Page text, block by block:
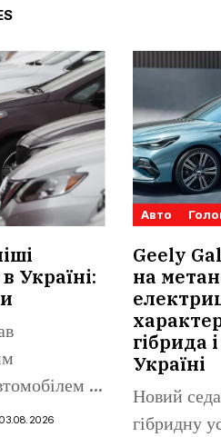
Україні:
із
п’яти
03.08.2026
Авто
Geely
на
гібрида
Україні
Новий
гібридну